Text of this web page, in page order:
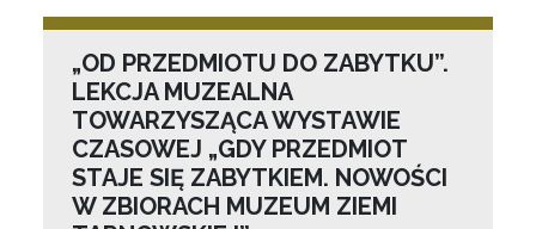
„OD PRZEDMIOTU DO ZABYTKU”.
LEKCJA MUZEALNA
TOWARZYSZĄCA WYSTAWIE
CZASOWEJ „GDY PRZEDMIOT
STAJE SIĘ ZABYTKIEM. NOWOŚCI
W ZBIORACH MUZEUM ZIEMI